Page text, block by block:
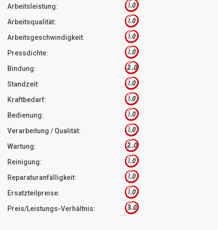
Arbeitsleistung: 1.0
Arbeitsqualität: 1.0
Arbeitsgeschwindigkeit: 1.0
Pressdichte: 1.0
Bindung: 2.0
Standzeit: 1.0
Kraftbedarf: 1.0
Bedienung: 1.0
Verarbeitung / Qualität: 1.0
Wartung: 2.0
Reinigung: 1.0
Reparaturanfälligkeit: 1.0
Ersatzteilpreise: 1.0
Preis/Leistungs-Verhältnis: 3.0